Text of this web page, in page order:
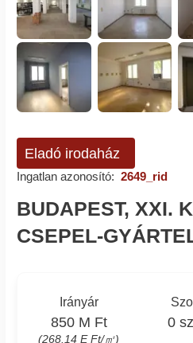
Eladó irodaház
Ingatlan azonosító: 2649_rid
BUDAPEST, XXI.
CSEPEL-
Irányár
850 M Ft
(268.14 E Ft/㎡)
0